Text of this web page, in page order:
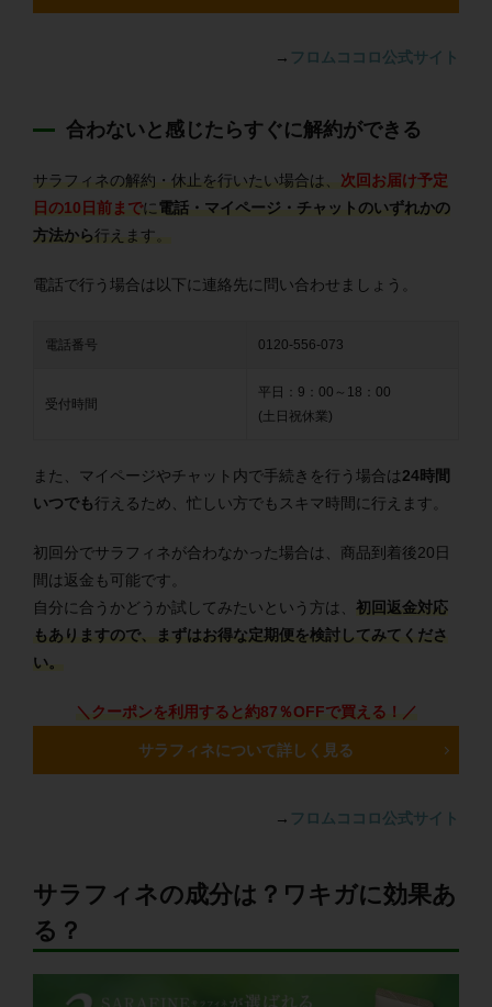
→ フロムココロ公式サイト
合わないと感じたらすぐに解約ができる
サラフィネの解約・休止を行いたい場合は、 次回お届け予定
日の10日前までに電話・マイページ・チャットのいずれかの
方法から行えます。
電話で行う場合は以下に連絡先に問い合わせましょう。
電話番号 0120-556-073
受付時間
平日：9：00～18：00
(土日祝休業)
また、マイページやチャット内で手続きを行う場合は24時間
いつでも行えるため、忙しい方でもスキマ時間に行えます。
初回分でサラフィネが合わなかった場合は、商品到着後20日
間は返金も可能です。
自分に合うかどうか試してみたいという方は、 初回返金対応
もありますので、まずはお得な定期便を検討してみてくださ
い。
＼クーポンを利用すると約87％OFFで買える！／
サラフィネについて詳しく見る
→ フロムココロ公式サイト
サラフィネの成分は？ワキガに効果あ
る？